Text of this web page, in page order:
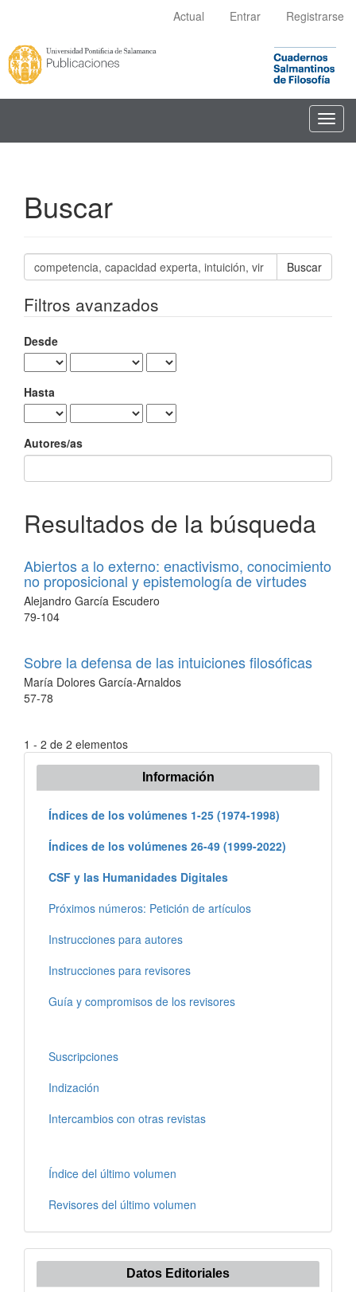
principal
Barra
lateral
Actual Entrar Registrarse
Buscar
Buscar
artículos
Filtros avanzados
Desde
Hasta
Autores/as
Resultados de la búsqueda
Abiertos a lo externo: enactivismo, conocimiento
no proposicional y epistemología de virtudes
Alejandro García Escudero
79-104
Sobre la defensa de las intuiciones filosóficas
María Dolores García-Arnaldos
57-78
1 - 2 de 2 elementos
Información
Índices de los volúmenes 1-25 (1974-1998)
Índices de los volúmenes 26-49 (1999-2022)
CSF y las Humanidades Digitales
Próximos números: Petición de artículos
Instrucciones para autores
Instrucciones para revisores
Guía y compromisos de los revisores
Suscripciones
Indización
Intercambios con otras revistas
Índice del último volumen
Revisores del último volumen
Datos Editoriales